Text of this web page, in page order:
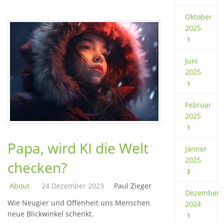
Papa, wird KI die Welt
checken?
About 24 Dezember 2023
Paul Zieger
Wie Neugier und Offenheit uns Menschen
neue Blickwinkel schenkt.
Oktober
2025
1
Juni
2025
1
Februar
2025
1
Jänner
2025
2
Dezember
2024
1